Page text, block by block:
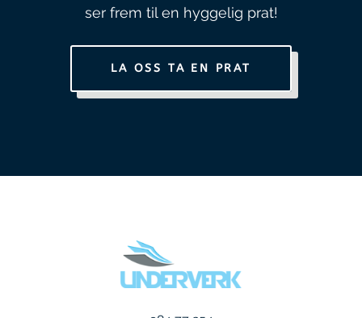
ser frem til en hyggelig prat!
LA OSS TA EN PRAT